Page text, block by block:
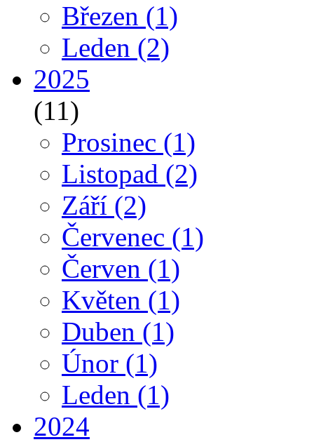
Březen (1)
Leden (2)
2025
(11)
Prosinec (1)
Listopad (2)
Září (2)
Červenec (1)
Červen (1)
Květen (1)
Duben (1)
Únor (1)
Leden (1)
2024